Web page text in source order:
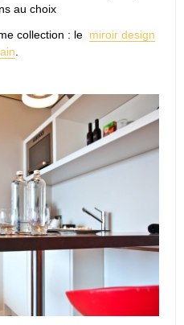
au choix
collection : le miroir design